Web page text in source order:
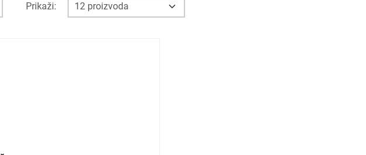
Prikaži: